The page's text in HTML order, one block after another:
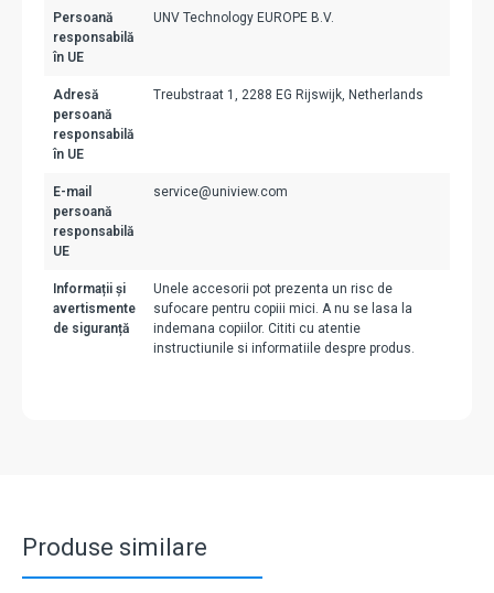
Persoană
responsabilă
în UE
UNV Technology EUROPE B.V.
Adresă
persoană
responsabilă
în UE
Treubstraat 1, 2288 EG Rijswijk, Netherlands
E-mail
persoană
responsabilă
UE
service@uniview.com
Informații și
avertismente
de siguranță
Unele accesorii pot prezenta un risc de
sufocare pentru copiii mici. A nu se lasa la
indemana copiilor. Cititi cu atentie
instructiunile si informatiile despre produs.
Produse similare